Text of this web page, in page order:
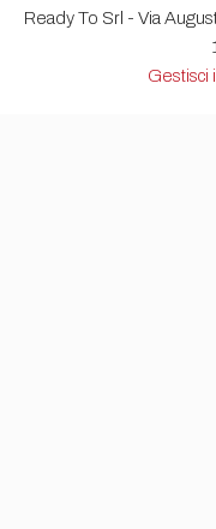
Ready To Srl - Via
Gestisci